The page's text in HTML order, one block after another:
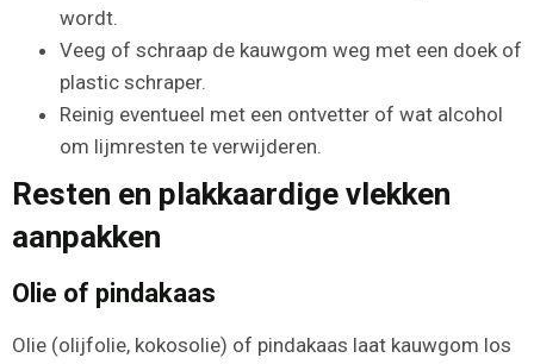
wordt.
Veeg of schraap de kauwgom weg met een doek of
plastic schraper.
Reinig eventueel met een ontvetter of wat alcohol
om lijmresten te verwijderen.
Resten en plakkaardige vlekken
aanpakken
Olie of pindakaas
Olie (olijfolie, kokosolie) of pindakaas laat kauwgom los